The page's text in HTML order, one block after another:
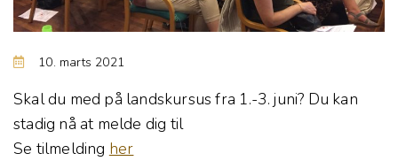
10. marts 2021
Skal du med på landskursus fra 1.-3. juni? Du kan
stadig nå at melde dig til
Se tilmelding her